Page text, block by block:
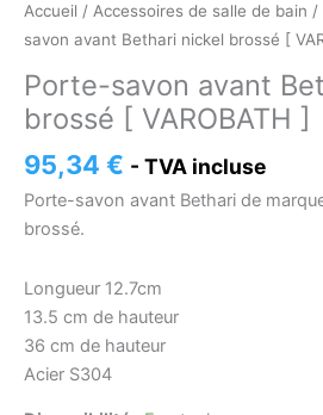
Accueil / Accessoires de salle de bain /
savon avant Bethari nickel brossé [
Porte-savon avant
brossé [ VAROBATH ]
95,34 € - TVA incluse
Porte-savon avant Bethari de
brossé.
Longueur 12.7cm
13.5 cm de hauteur
36 cm de hauteur
Acier S304